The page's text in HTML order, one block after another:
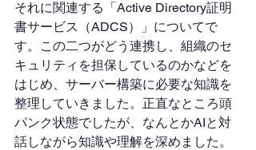
それに関連する「Active Directory証明
書サービス（ADCS）」についてで
す。この二つがどう連携し、組織のセ
キュリティを担保しているのかなどを
はじめ、サーバー構築に必要な知識を
整理していきました。正直なところ頭
パンク状態でしたが、なんとかAIと対
話しながら知識や理解を深めました。